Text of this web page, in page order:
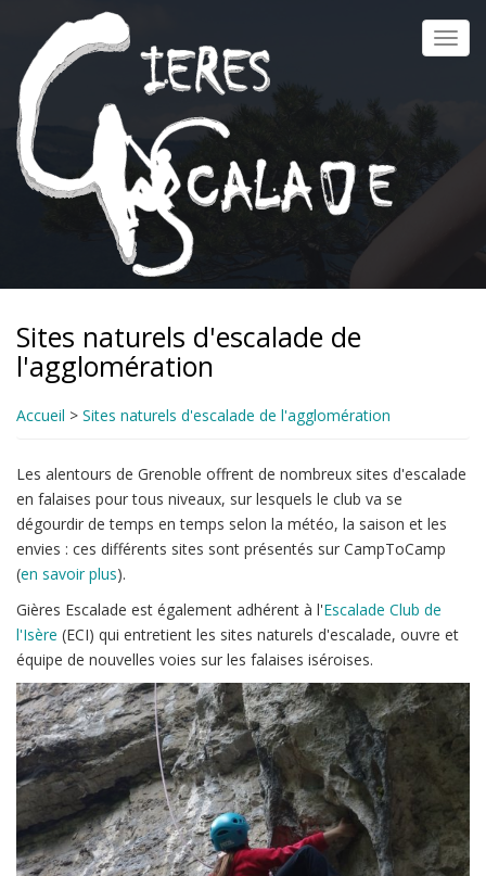
contenu
principal
Sites naturels d'escalade de
l'agglomération
Accueil > Sites naturels d'escalade de l'agglomération
Les alentours de Grenoble offrent de nombreux sites d'escalade
en falaises pour tous niveaux, sur lesquels le club va se
dégourdir de temps en temps selon la météo, la saison et les
envies : ces différents sites sont présentés sur CampToCamp
(en savoir plus).
Gières Escalade est également adhérent à l'Escalade Club de
l'Isère (ECI) qui entretient les sites naturels d'escalade, ouvre et
équipe de nouvelles voies sur les falaises iséroises.